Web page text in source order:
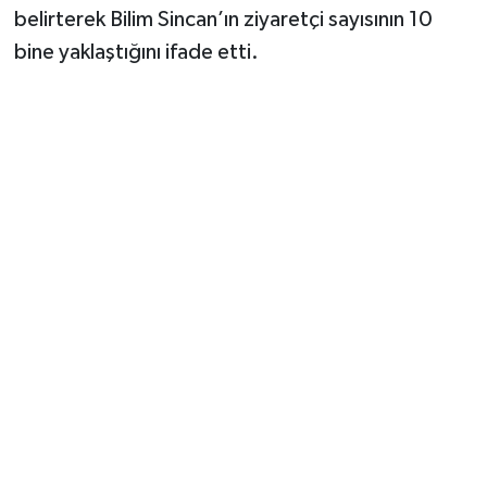
belirterek Bilim Sincan’ın ziyaretçi sayısının 10
bine yaklaştığını ifade etti.